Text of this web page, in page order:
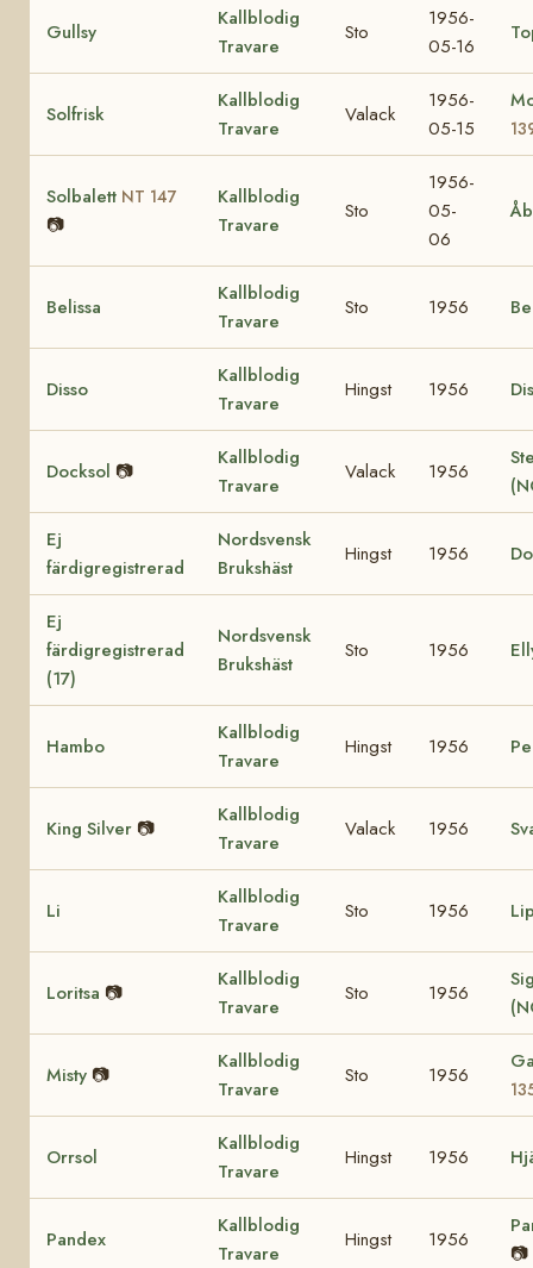
Gullsy
Kallblodig
Travare
Sto
1956-
05-16
Solfrisk
Kallblodig
Travare
Valack
1956-
05-15
Solbalett NT 147
📷
Kallblodig
Travare
Sto
1956-
05-
06
Belissa
Kallblodig
Travare
Sto 1956
Disso
Kallblodig
Travare
Hingst 1956
Docksol 📷
Kallblodig
Travare
Valack 1956
Ej
färdigregistrerad
Nordsvensk
Brukshäst
Hingst 1956
Ej
färdigregistrerad
(17)
Nordsvensk
Brukshäst
Sto 1956
Hambo
Kallblodig
Travare
Hingst 1956
King Silver 📷
Kallblodig
Travare
Valack 1956
Li
Kallblodig
Travare
Sto 1956
Loritsa 📷
Kallblodig
Travare
Sto 1956
Misty 📷
Kallblodig
Travare
Sto 1956
Orrsol
Kallblodig
Travare
Hingst 1956
Pandex
Kallblodig
Travare
Hingst 1956
📷